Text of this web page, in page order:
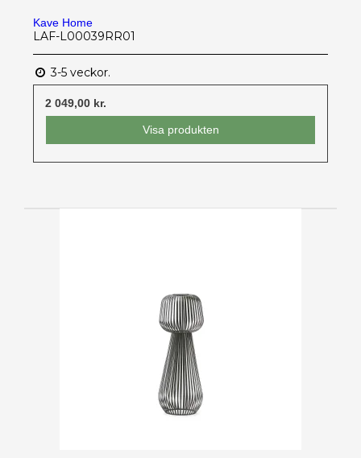
Kave Home
LAF-L00039RR01
3-5 veckor.
2 049,00 kr.
Visa produkten